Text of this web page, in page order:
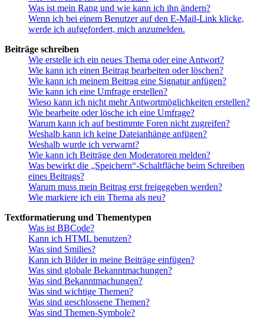
Was ist mein Rang und wie kann ich ihn ändern?
Wenn ich bei einem Benutzer auf den E-Mail-Link klicke,
werde ich aufgefordert, mich anzumelden.
Beiträge schreiben
Wie erstelle ich ein neues Thema oder eine Antwort?
Wie kann ich einen Beitrag bearbeiten oder löschen?
Wie kann ich meinem Beitrag eine Signatur anfügen?
Wie kann ich eine Umfrage erstellen?
Wieso kann ich nicht mehr Antwortmöglichkeiten erstellen?
Wie bearbeite oder lösche ich eine Umfrage?
Warum kann ich auf bestimmte Foren nicht zugreifen?
Weshalb kann ich keine Dateianhänge anfügen?
Weshalb wurde ich verwarnt?
Wie kann ich Beiträge den Moderatoren melden?
Was bewirkt die „Speichern“-Schaltfläche beim Schreiben
eines Beitrags?
Warum muss mein Beitrag erst freigegeben werden?
Wie markiere ich ein Thema als neu?
Textformatierung und Thementypen
Was ist BBCode?
Kann ich HTML benutzen?
Was sind Smilies?
Kann ich Bilder in meine Beiträge einfügen?
Was sind globale Bekanntmachungen?
Was sind Bekanntmachungen?
Was sind wichtige Themen?
Was sind geschlossene Themen?
Was sind Themen-Symbole?